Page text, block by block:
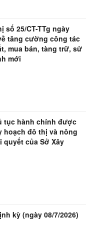
số 25/CT-TTg ngày
tăng cường công tác
mua bán, tàng trữ, sử
mới
tục hành chính được
hoạch đô thị và nông
của Sở Xây
kỳ (ngày 08/7/2026)